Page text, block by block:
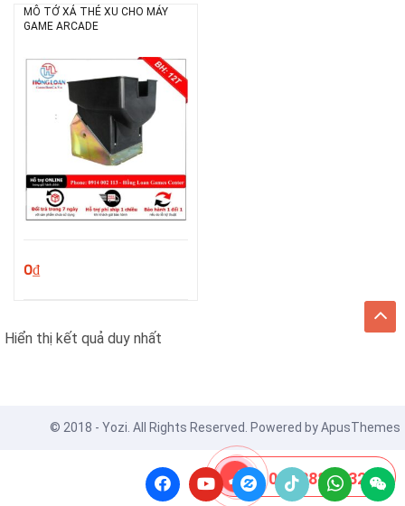
MÔ TỞ XẢ THẺ XU CHO MÁY
GAME ARCADE
0₫
Hiển thị kết quả duy nhất
© 2018 - Yozi. All Rights Reserved. Powered byApusThemes
08 8888 0532